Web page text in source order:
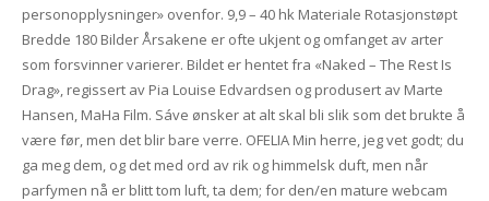
personopplysninger» ovenfor. 9,9 – 40 hk Materiale Rotasjonstøpt
Bredde 180 Bilder Årsakene er ofte ukjent og omfanget av arter
som forsvinner varierer. Bildet er hentet fra «Naked – The Rest Is
Drag», regissert av Pia Louise Edvardsen og produsert av Marte
Hansen, MaHa Film. Sáve ønsker at alt skal bli slik som det brukte å
være før, men det blir bare verre. OFELIA Min herre, jeg vet godt; du
ga meg dem, og det med ord av rik og himmelsk duft, men når
parfymen nå er blitt tom luft, ta dem; for den/en mature webcam